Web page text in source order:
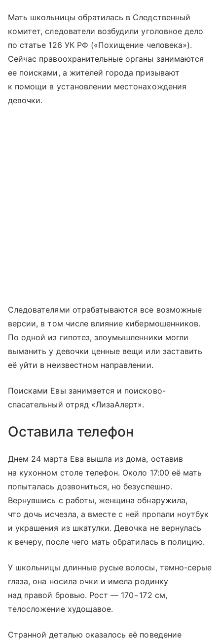
Мать школьницы обратилась в Следственный
комитет, следователи возбудили уголовное дело
по статье 126 УК РФ («Похищение человека»).
Сейчас правоохранительные органы занимаются
ее поисками, а жителей города призывают
к помощи в установлении местонахождения
девочки.
Следователями отрабатываются все возможные
версии, в том числе влияние кибермошенников.
По одной из гипотез, злоумышленники могли
выманить у девочки ценные вещи или заставить
её уйти в неизвестном направлении.
Поисками Евы занимается и поисково-
спасательный отряд «ЛизаАлерт».
Оставила телефон
Днем 24 марта Ева вышла из дома, оставив
на кухонном столе телефон. Около 17:00 её мать
попыталась дозвониться, но безуспешно.
Вернувшись с работы, женщина обнаружила,
что дочь исчезла, а вместе с ней пропали ноутбук
и украшения из шкатулки. Девочка не вернулась
к вечеру, после чего мать обратилась в полицию.
У школьницы длинные русые волосы, темно-серые
глаза, она носила очки и имела родинку
над правой бровью. Рост — 170−172 см,
телосложение худощавое.
Странной деталью оказалось её поведение